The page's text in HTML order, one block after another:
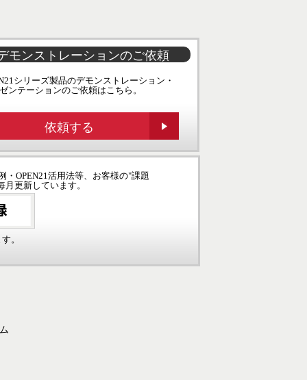
モンストレーションのご依頼
シリーズ製品のデモンストレーション・
ンテーションのご依頼はこちら。
依頼する
・OPEN21活用法等、お客様の"課題
更新しています。
。